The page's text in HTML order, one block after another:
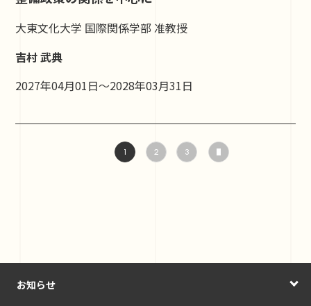
大東文化大学 国際関係学部 准教授
吉村 武典
2027年04月01日～2028年03月31日
1 2 3
お知らせ